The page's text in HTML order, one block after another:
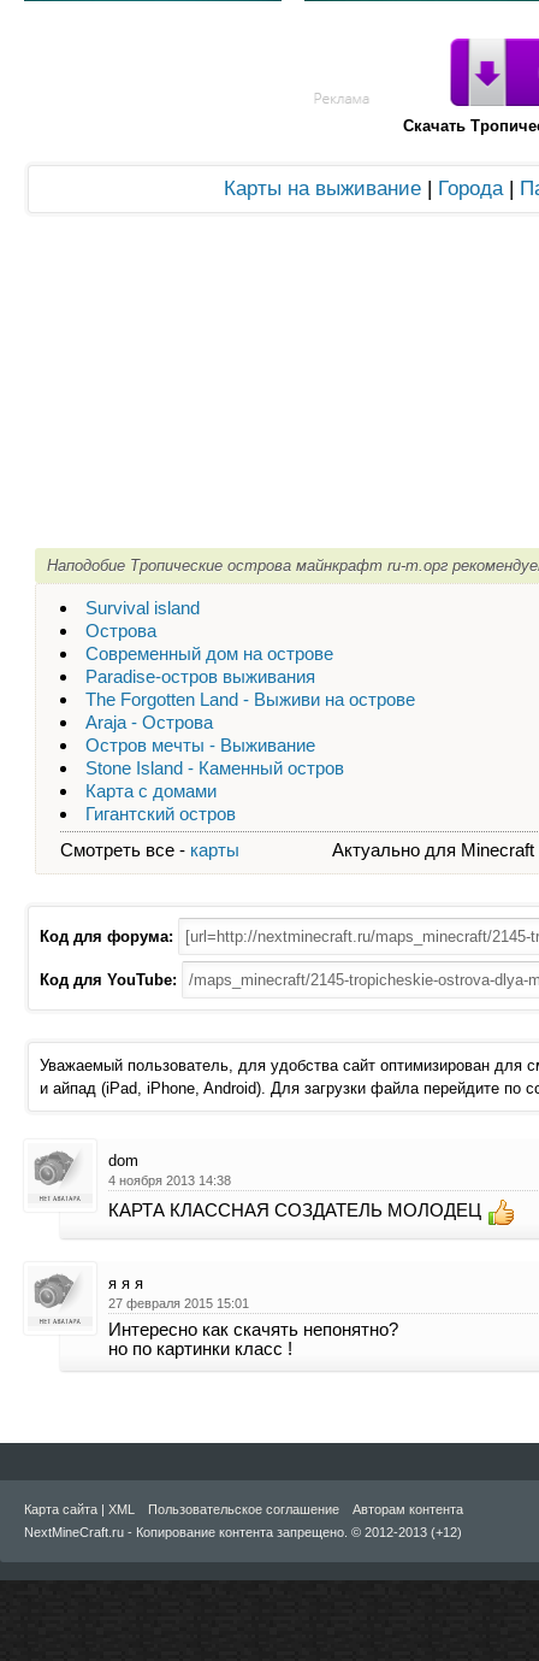
Скачать
Карты на выживание| Города|
Наподобие Тропические острова майнкрафт ru-m.орг
Survival island
Острова
Современный дом на острове
Paradise-остров выживания
The Forgotten Land - Выживи на острове
Araja - Острова
Остров мечты - Выживание
Stone Island - Каменный остров
Карта с домами
Гигантский остров
Смотреть все - карты Актуально для
Код для форума:
Код для YouTube:
Уважаемый пользователь, для удобства сайт оптимизирован для
и айпад (iPad, iPhone, Android). Для загрузки файла перейдите по
dom
4 ноября 2013 14:38
КАРТА КЛАССНАЯ СОЗДАТЕЛЬ МОЛОДЕЦ
я я я
27 февраля 2015 15:01
Интересно как скачять непонятно?
но по картинки класс !
Карта сайта XML Пользовательское соглашение
Авторам контента
NextMineCraft.ru - Копирование контента запрещено. © 2012-2013 (+12)